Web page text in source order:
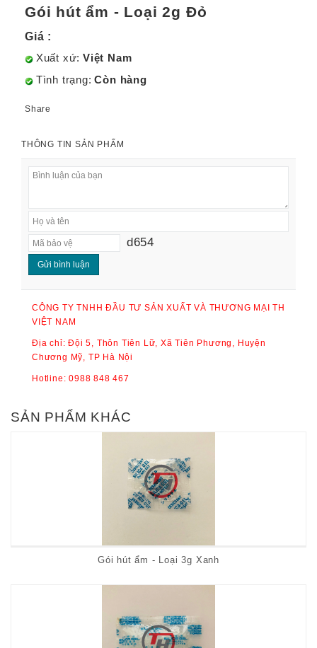
Gói hút ẩm - Loại 2g Đỏ
Giá :
Xuất xứ: Việt Nam
Tình trạng: Còn hàng
Share
THÔNG TIN SẢN PHẨM
Gói hút ẩm - Loại 2g Đỏ
d654
CÔNG TY TNHH ĐẦU TƯ SẢN XUẤT VÀ THƯƠNG MẠI TH
VIỆT NAM
Địa chỉ: Đội 5, Thôn Tiên Lữ, Xã Tiên Phương, Huyện
Chương Mỹ, TP Hà Nội
Hotline:0988 848 467
SẢN PHẨM KHÁC
Gói hút ẩm - Loại 3g Xanh